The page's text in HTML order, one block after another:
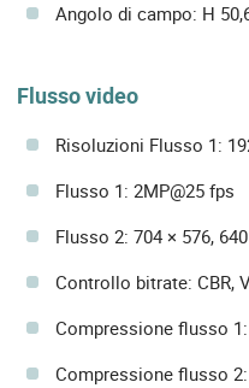
Angolo di campo: H
Flusso video
Risoluzioni Flusso 1:
Flusso 1: 2MP@25 fps
Flusso 2: 704 × 576,
Controllo bitrate: CBR,
Compressione flusso
Compressione flusso